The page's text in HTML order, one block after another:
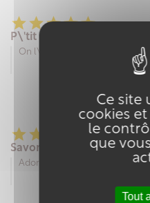
Ce site
cookies
le
que
Tout

P\'tit Mousse
On l\'adore
  
Savon
Adoré par mes garçons